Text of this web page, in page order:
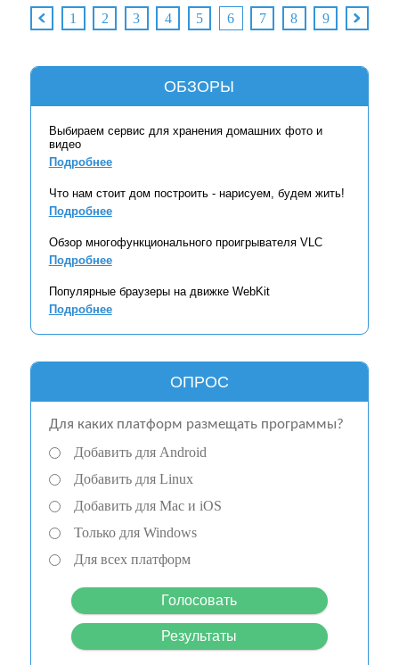
ОБЗОРЫ
Выбираем сервис для хранения домашних фото и
видео
Подробнее
Что нам стоит дом построить - нарисуем, будем жить!
Подробнее
Обзор многофункционального проигрывателя VLC
Подробнее
Популярные браузеры на движке WebKit
Подробнее
ОПРОС
Для каких платформ размещать программы?
Добавить для Android
Добавить для Linux
Добавить для Mac и iOS
Только для Windows
Для всех платформ
1 2 3 4 5 6 7 8 9